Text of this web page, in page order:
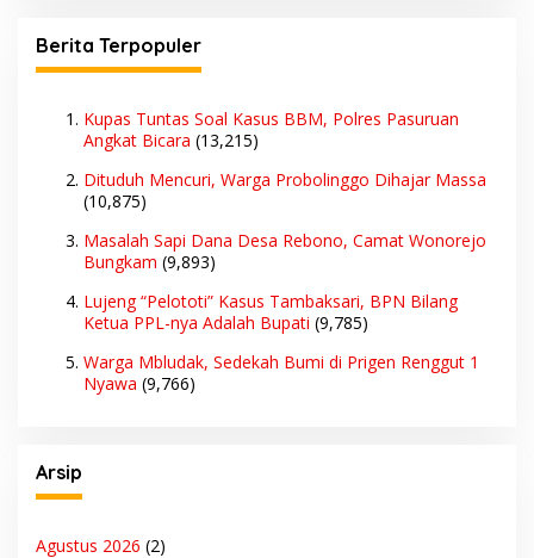
Berita Terpopuler
Kupas Tuntas Soal Kasus BBM, Polres Pasuruan
Angkat Bicara (13,215)
Dituduh Mencuri, Warga Probolinggo Dihajar Massa
(10,875)
Masalah Sapi Dana Desa Rebono, Camat Wonorejo
Bungkam (9,893)
Lujeng “Pelototi” Kasus Tambaksari, BPN Bilang
Ketua PPL-nya Adalah Bupati (9,785)
Warga Mbludak, Sedekah Bumi di Prigen Renggut 1
Nyawa (9,766)
Arsip
Agustus 2026 (2)